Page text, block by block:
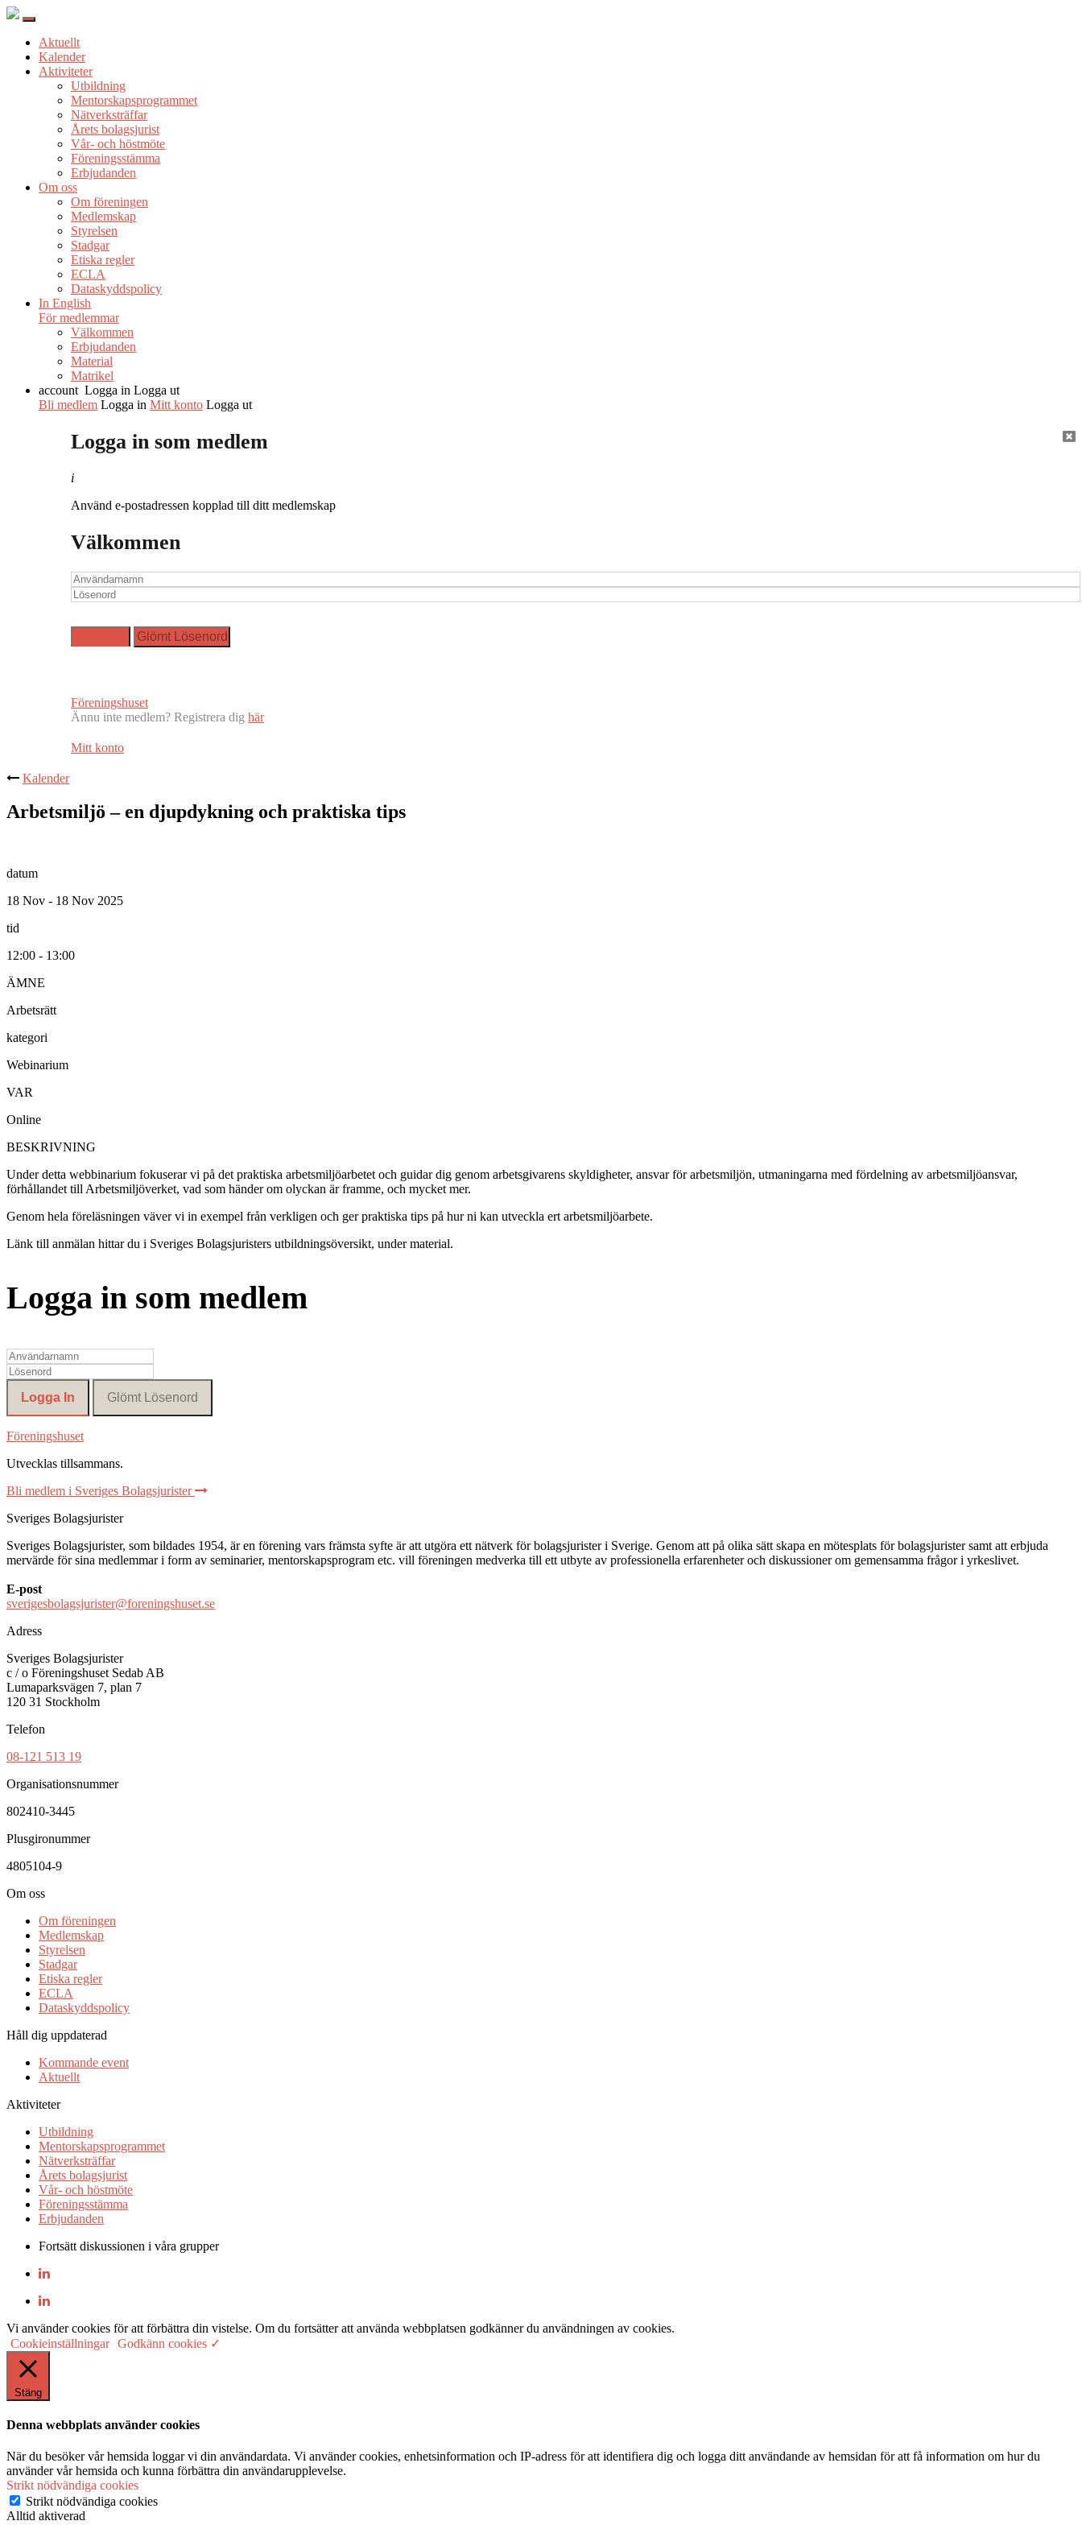
Aktuellt
Kalender
Aktiviteter
Utbildning
Mentorskapsprogrammet
Nätverksträffar
Årets bolagsjurist
Vår- och höstmöte
Föreningsstämma
Erbjudanden
Om oss
Om föreningen
Medlemskap
Styrelsen
Stadgar
Etiska regler
ECLA
Dataskyddspolicy
In English
För medlemmar
Välkommen
Erbjudanden
Material
Matrikel
account Logga in Logga ut
Bli medlem Logga in Mitt konto Logga ut
Logga in som medlem
i
Använd e-postadressen kopplad till ditt medlemskap
Välkommen
Föreningshuset
Ännu inte medlem? Registrera dig här
Mitt konto
Kalender
Arbetsmiljö – en djupdykning och praktiska tips
datum
18 Nov - 18 Nov 2025
tid
12:00 - 13:00
ÄMNE
Arbetsrätt
kategori
Webinarium
VAR
Online
BESKRIVNING
Under detta webbinarium fokuserar vi på det praktiska arbetsmiljöarbetet och guidar dig genom arbetsgivarens skyldigheter, ansvar för arbetsmiljön, utmaningarna med fördelning av arbetsmiljöansvar,
förhållandet till Arbetsmiljöverket, vad som händer om olyckan är framme, och mycket mer.
Genom hela föreläsningen väver vi in exempel från verkligen och ger praktiska tips på hur ni kan utveckla ert arbetsmiljöarbete.
Länk till anmälan hittar du i Sveriges Bolagsjuristers utbildningsöversikt, under material.
Logga in som medlem
Föreningshuset
Utvecklas tillsammans.
Bli medlem i Sveriges Bolagsjurister
Sveriges Bolagsjurister
Sveriges Bolagsjurister, som bildades 1954, är en förening vars främsta syfte är att utgöra ett nätverk för bolagsjurister i Sverige. Genom att på olika sätt skapa en mötesplats för bolagsjurister samt att erbjuda
mervärde för sina medlemmar i form av seminarier, mentorskapsprogram etc. vill föreningen medverka till ett utbyte av professionella erfarenheter och diskussioner om gemensamma frågor i yrkeslivet.
E-post
sverigesbolagsjurister@foreningshuset.se
Adress
Sveriges Bolagsjurister
c / o Föreningshuset Sedab AB
Lumaparksvägen 7, plan 7
120 31 Stockholm
Telefon
08-121 513 19
Organisationsnummer
802410-3445
Plusgironummer
4805104-9
Om oss
Om föreningen
Medlemskap
Styrelsen
Stadgar
Etiska regler
ECLA
Dataskyddspolicy
Håll dig uppdaterad
Kommande event
Aktuellt
Aktiviteter
Utbildning
Mentorskapsprogrammet
Nätverksträffar
Årets bolagsjurist
Vår- och höstmöte
Föreningsstämma
Erbjudanden
Fortsätt diskussionen i våra grupper
Vi använder cookies för att förbättra din vistelse. Om du fortsätter att använda webbplatsen godkänner du användningen av cookies.
Cookieinställningar Godkänn cookies ✓
Stäng
Denna webbplats använder cookies
När du besöker vår hemsida loggar vi din användardata. Vi använder cookies, enhetsinformation och IP-adress för att identifiera dig och logga ditt användande av hemsidan för att få information om hur du
använder vår hemsida och kunna förbättra din användarupplevelse.
Strikt nödvändiga cookies
Strikt nödvändiga cookies
Alltid aktiverad